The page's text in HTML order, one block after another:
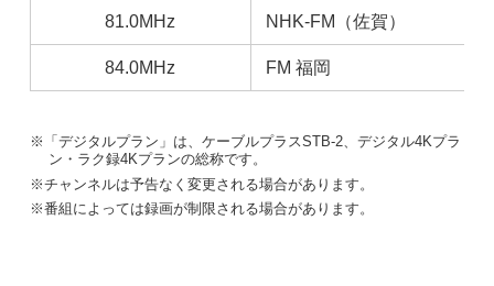
81.0MHz NHK-FM（佐賀）
84.0MHz FM 福岡
「デジタルプラン」は、ケーブルプラスSTB-2、デジタル4Kプラ
ン・ラク録4Kプランの総称です。
チャンネルは予告なく変更される場合があります。
番組によっては録画が制限される場合があります。